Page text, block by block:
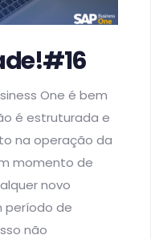
One é bem
é estruturada e
na operação da
momento de
novo
período de
não